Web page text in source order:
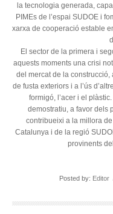
la tecnologia generada,
PIMEs de l’espai SUDOE i
xarxa de cooperació estable
El sector de la primera i
aquests moments una crisi
del mercat de la construcció,
de fusta exteriors i a l’ús
formigó, l’acer i el
demostratiu, a favor dels
contribueixi a la millora
Catalunya i de la regió
provinents
Posted by: Editor